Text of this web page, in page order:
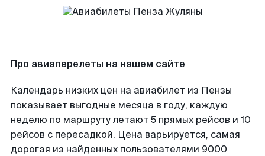
Про авиаперелеты на нашем сайте
Календарь низких цен на авиабилет из Пензы
показывает выгодные месяца в году, каждую
неделю по маршруту летают 5 прямых рейсов и 10
рейсов с пересадкой. Цена варьируется, самая
дорогая из найденных пользователями 9000